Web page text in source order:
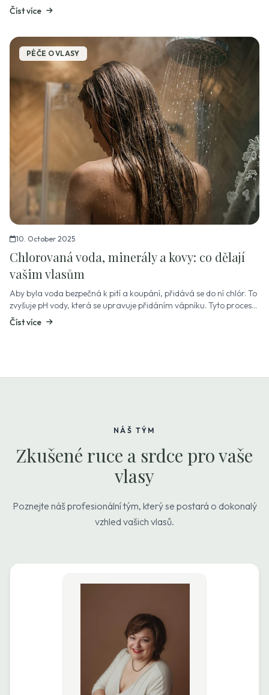
Lauryl Sulfate). Co jsou tenzidy a proč záleží na jejich druhu? Ten...
Číst více
PÉČE O VLASY
10. October 2025
Chlorovaná voda, minerály a kovy: co dělají
vašim vlasům
Aby byla voda bezpečná k pití a koupání, přidává se do ní chlór. To
zvyšuje pH vody, která se upravuje přidáním vápníku. Tyto procesy
jsou nutné – ale mají vedlejší efekty na vlasy. Minerály a kovy z...
Číst více
NÁŠ TÝM
Zkušené ruce a srdce pro vaše
vlasy
Poznejte náš profesionální tým, který se postará o dokonalý
vzhled vašich vlasů.